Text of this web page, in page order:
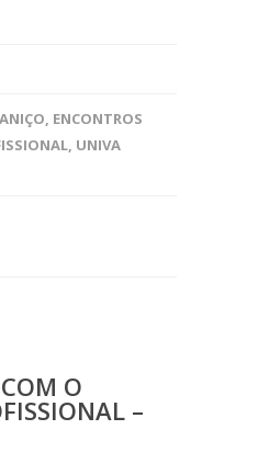
, ENCONTROS
, UNIVA
O
–